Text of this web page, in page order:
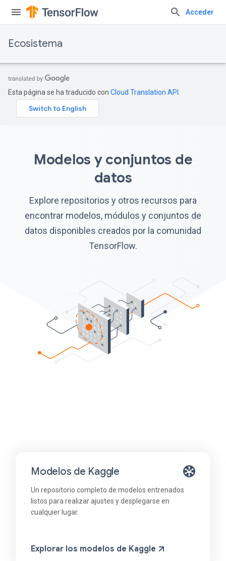
Acceder
Ecosistema
Esta página se ha traducido con Cloud Translation API
Modelos y conjuntos de
datos
Explore repositorios y otros recursos para
encontrar modelos, módulos y conjuntos de
datos disponibles creados por la comunidad
TensorFlow.
Modelos de Kaggle
Un repositorio completo de modelos entrenados
listos para realizar ajustes y desplegarse en
cualquier lugar.
Explorar los modelos de Kaggle